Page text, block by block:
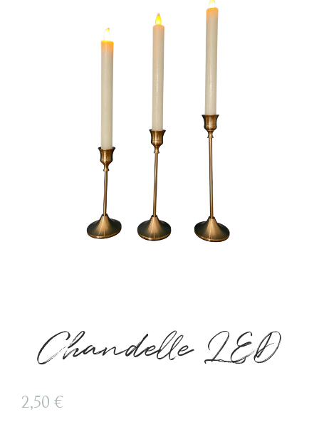
Chandelle LED
2,50 €